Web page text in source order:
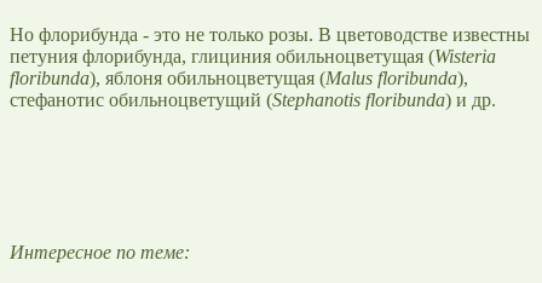
Но флорибунда - это не только розы. В цветоводстве известны
петуния флорибунда, глициния обильноцветущая (Wisteria
floribunda), яблоня обильноцветущая (Malus floribunda),
стефанотис обильноцветущий (Stephanotis floribunda) и др.
Интересное по теме: